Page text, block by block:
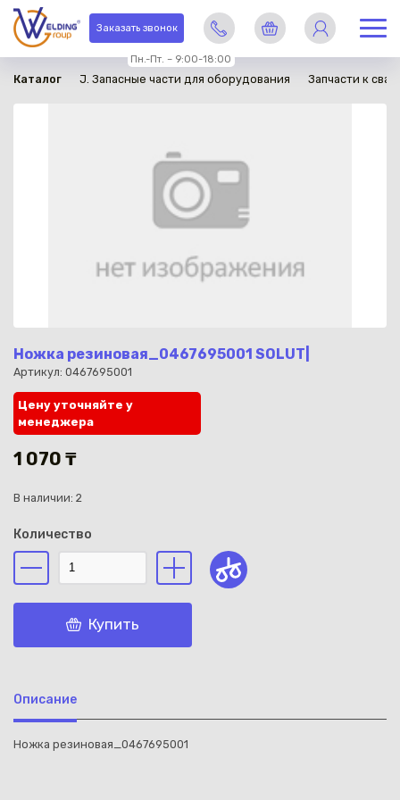
Заказать звонок
Пн.-Пт. – 9:00-18:00
Каталог J. Запасные части для оборудования Запчасти к
Ножка резиновая_0467695001 SOLUT|
Артикул: 0467695001
в наличии
Цену уточняйте у
менеджера
1 070 ₸
В наличии: 2
Количество
Купить
Описание
Ножка резиновая_0467695001